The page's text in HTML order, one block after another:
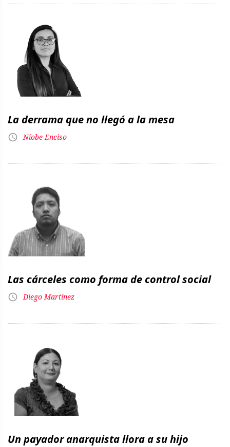
La derrama que no llegó a la mesa
Níobe Enciso
Las cárceles como forma de control social
Diego Martínez
Un payador anarquista llora a su hijo